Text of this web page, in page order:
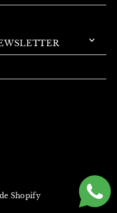
Shopify